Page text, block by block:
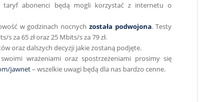
taryf abonenci będą mogli korzystać z internetu o
w godzinach nocnych została podwojona. Testy
za 65 zł oraz 25 Mbits/s za 79 zł.
oraz dalszych decyzji jakie zostaną podjęte.
wrażeniami oraz spostrzeżeniami prosimy się
jawnet– wszelkie uwagi będą dla nas bardzo cenne.